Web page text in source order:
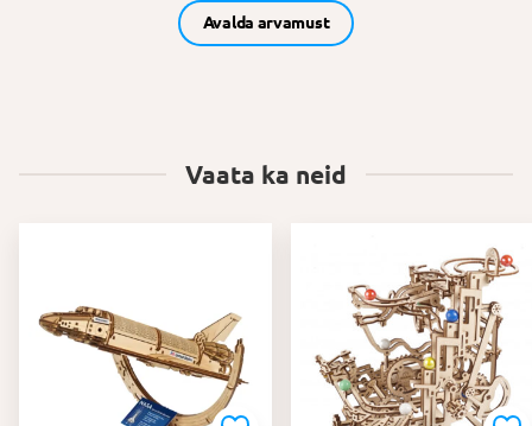
Avalda arvamust
Vaata ka neid